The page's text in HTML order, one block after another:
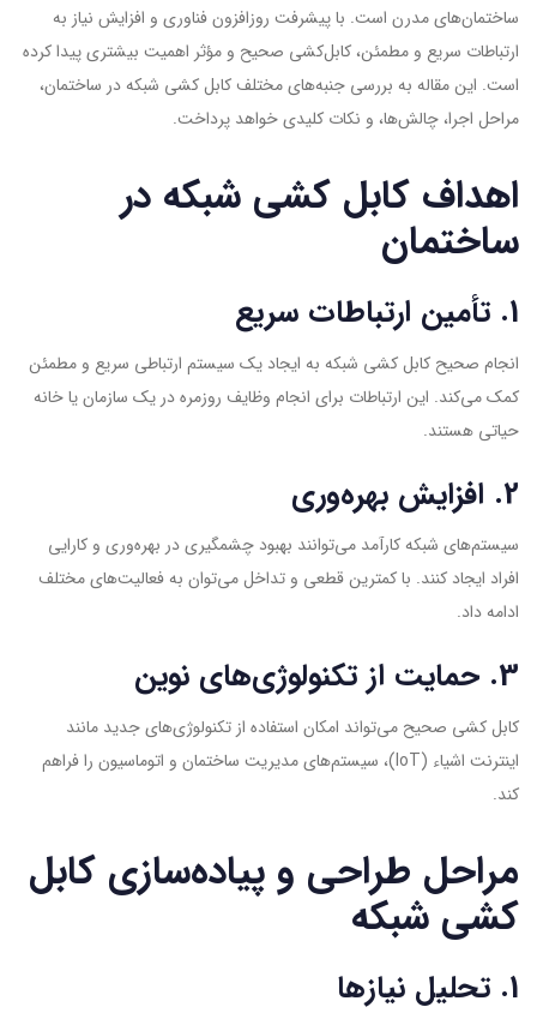
ساختمان‌های مدرن است. با پیشرفت روزافزون فناوری و افزایش نیاز به
ارتباطات سریع و مطمئن، کابل‌کشی صحیح و مؤثر اهمیت بیشتری پیدا کرده
است. این مقاله به بررسی جنبه‌های مختلف کابل کشی شبکه در ساختمان،
مراحل اجرا، چالش‌ها، و نکات کلیدی خواهد پرداخت.
اهداف کابل کشی شبکه در
ساختمان
1. تأمین ارتباطات سریع
انجام صحیح کابل کشی شبکه به ایجاد یک سیستم ارتباطی سریع و مطمئن
کمک می‌کند. این ارتباطات برای انجام وظایف روزمره در یک سازمان یا خانه
حیاتی هستند.
2. افزایش بهره‌وری
سیستم‌های شبکه کارآمد می‌توانند بهبود چشمگیری در بهره‌وری و کارایی
افراد ایجاد کنند. با کمترین قطعی و تداخل می‌توان به فعالیت‌های مختلف
ادامه داد.
3. حمایت از تکنولوژی‌های نوین
کابل کشی صحیح می‌تواند امکان استفاده از تکنولوژی‌های جدید مانند
اینترنت اشیاء (IoT)، سیستم‌های مدیریت ساختمان و اتوماسیون را فراهم
کند.
مراحل طراحی و پیاده‌سازی کابل
کشی شبکه
1. تحلیل نیازها